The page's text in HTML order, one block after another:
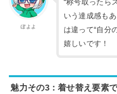
ぽよよ
“称号取ったら
いう達成感も
は違って“自分
嬉しいです！
魅力その3：着せ替え要素